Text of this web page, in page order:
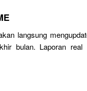
langsung
bulan. Laporan